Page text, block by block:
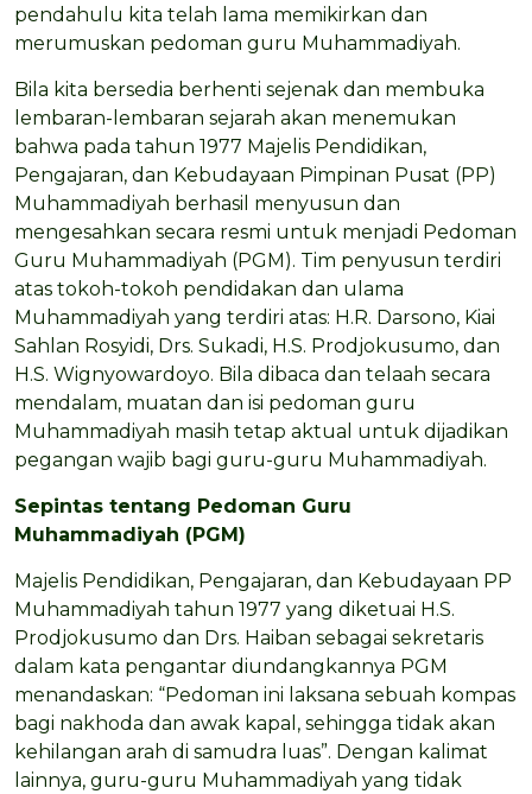
pendahulu kita telah lama memikirkan dan
merumuskan pedoman guru Muhammadiyah.
Bila kita bersedia berhenti sejenak dan membuka
lembaran-lembaran sejarah akan menemukan
bahwa pada tahun 1977 Majelis Pendidikan,
Pengajaran, dan Kebudayaan Pimpinan Pusat (PP)
Muhammadiyah berhasil menyusun dan
mengesahkan secara resmi untuk menjadi Pedoman
Guru Muhammadiyah (PGM). Tim penyusun terdiri
atas tokoh-tokoh pendidakan dan ulama
Muhammadiyah yang terdiri atas: H.R. Darsono, Kiai
Sahlan Rosyidi, Drs. Sukadi, H.S. Prodjokusumo, dan
H.S. Wignyowardoyo. Bila dibaca dan telaah secara
mendalam, muatan dan isi pedoman guru
Muhammadiyah masih tetap aktual untuk dijadikan
pegangan wajib bagi guru-guru Muhammadiyah.
Sepintas tentang Pedoman Guru
Muhammadiyah (PGM)
Majelis Pendidikan, Pengajaran, dan Kebudayaan PP
Muhammadiyah tahun 1977 yang diketuai H.S.
Prodjokusumo dan Drs. Haiban sebagai sekretaris
dalam kata pengantar diundangkannya PGM
menandaskan: “Pedoman ini laksana sebuah kompas
bagi nakhoda dan awak kapal, sehingga tidak akan
kehilangan arah di samudra luas”. Dengan kalimat
lainnya, guru-guru Muhammadiyah yang tidak